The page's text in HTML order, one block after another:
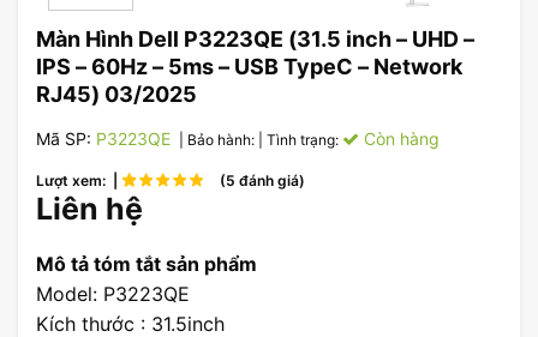
Màn Hình Dell P3223QE (31.5 inch – UHD –
IPS – 60Hz – 5ms – USB TypeC – Network
RJ45) 03/2025
Mã SP: P3223QE | Bảo hành: | Tình trạng: Còn hàng
Lượt xem: | (5 đánh giá)
Liên hệ
Mô tả tóm tắt sản phẩm
Model: P3223QE
Kích thước : 31.5inch